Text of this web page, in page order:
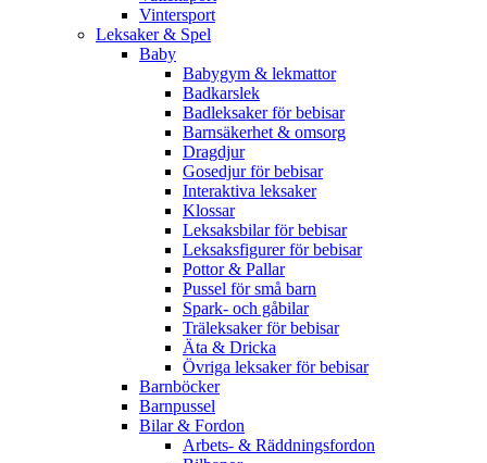
Vintersport
Leksaker & Spel
Baby
Babygym & lekmattor
Badkarslek
Badleksaker för bebisar
Barnsäkerhet & omsorg
Dragdjur
Gosedjur för bebisar
Interaktiva leksaker
Klossar
Leksaksbilar för bebisar
Leksaksfigurer för bebisar
Pottor & Pallar
Pussel för små barn
Spark- och gåbilar
Träleksaker för bebisar
Äta & Dricka
Övriga leksaker för bebisar
Barnböcker
Barnpussel
Bilar & Fordon
Arbets- & Räddningsfordon